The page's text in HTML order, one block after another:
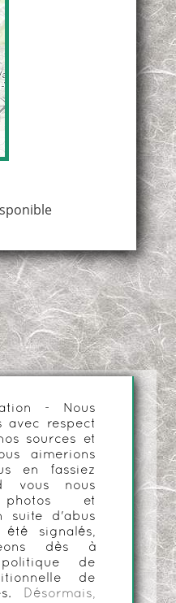
- Nous
avec respect
sources et
aimerions
en fassiez
vous nous
photos et
suite d'abus
signalés,
dès à
de
de
Désormais,